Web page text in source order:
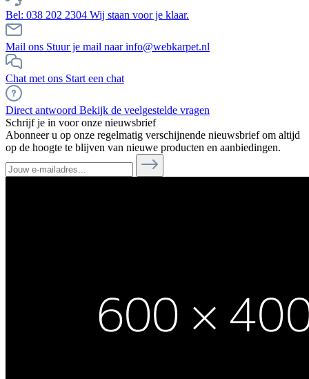
Bel: 038 202 2304 Wij staan voor je klaar.
Mail ons Stuur je mail naar info@webkarpet.nl
Chat met ons Start een chat
Direct antwoord Bekijk de veelgestelde vragen
Schrijf je in voor onze nieuwsbrief
Abonneer u op onze regelmatig verschijnende nieuwsbrief om altijd
op de hoogte te blijven van nieuwe producten en aanbiedingen.